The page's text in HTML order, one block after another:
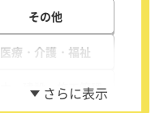
その他
医療・介護・福祉
木・建設・施工管理